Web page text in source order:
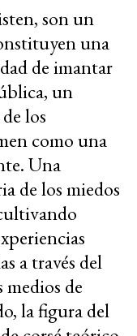
son un
una
de imantar
un
los
como una
Una
de los miedos
a través del
de
la figura del